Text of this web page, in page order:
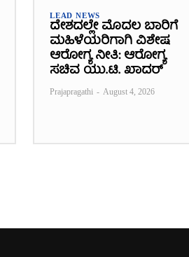
LEAD NEWS
ದೇಶದಲ್ಲೇ ಮೊದಲ ಬಾರಿಗೆ
ಮಹಿಳೆಯರಿಗಾಗಿ ವಿಶೇಷ
ಆರೋಗ್ಯ ನೀತಿ: ಆರೋಗ್ಯ
ಸಚಿವ ಯು.ಟಿ. ಖಾದರ್
Prajapragathi - August 4, 2026